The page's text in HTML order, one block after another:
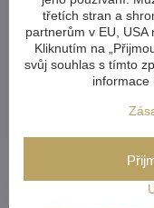
Lustr křišťálový
2 -Lustr broušený
3 -Lustr křišťálový
4 -Lustr křišťálový
Lustr křišťálový
Křišťálový lustr
třetích stran a
partnerům v EU, USA
Kliknutím na
svůj souhlas s tímto
informace